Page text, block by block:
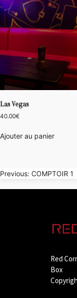
Las Vegas
40.00€
Ajouter au panier
Navigation
de
Previous: COMPTOIR 1
Red
Box